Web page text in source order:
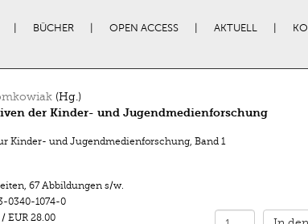
BÜCHER OPEN ACCESS AKTUELL
(Hg.)
der Kinder- und Jugendmedienforschung
Kinder- und Jugendmedienforschung, Band 1
, 67 Abbildungen s/w.
0340-1074-0
EUR 28.00